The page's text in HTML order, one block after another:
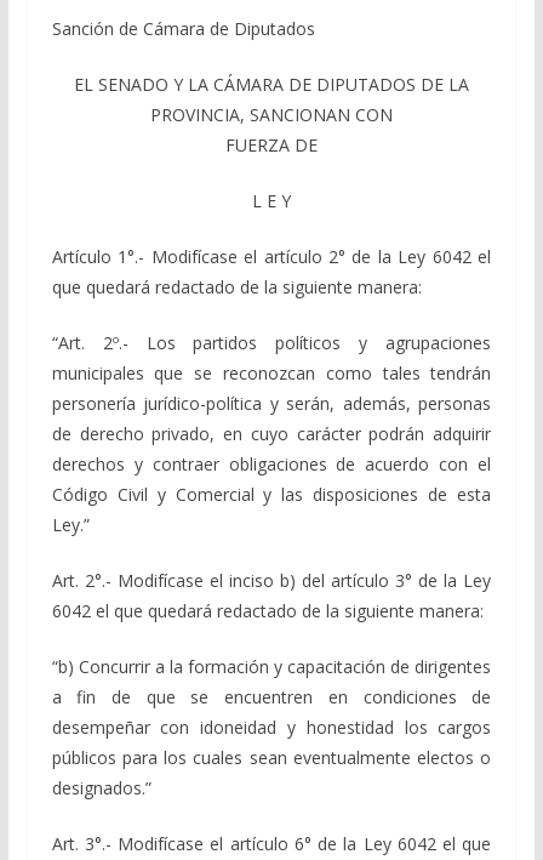
Sanción de Cámara de Diputados
EL SENADO Y LA CÁMARA DE DIPUTADOS DE LA
PROVINCIA, SANCIONAN CON
FUERZA DE
L E Y
Artículo 1°.- Modifícase el artículo 2° de la Ley 6042 el
que quedará redactado de la siguiente manera:
“Art. 2º.- Los partidos políticos y agrupaciones
municipales que se reconozcan como tales tendrán
personería jurídico-política y serán, además, personas
de derecho privado, en cuyo carácter podrán adquirir
derechos y contraer obligaciones de acuerdo con el
Código Civil y Comercial y las disposiciones de esta
Ley.”
Art. 2°.- Modifícase el inciso b) del artículo 3° de la Ley
6042 el que quedará redactado de la siguiente manera:
“b) Concurrir a la formación y capacitación de dirigentes
a fin de que se encuentren en condiciones de
desempeñar con idoneidad y honestidad los cargos
públicos para los cuales sean eventualmente electos o
designados.”
Art. 3°.- Modifícase el artículo 6° de la Ley 6042 el que